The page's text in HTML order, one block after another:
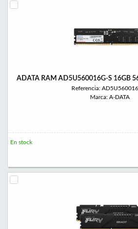
ADATA RAM AD5U560016G-S 16GB
Referencia:
Marca: A-DATA
En stock